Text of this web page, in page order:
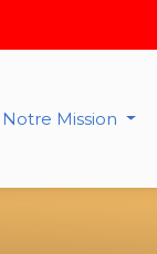
Notre Mission